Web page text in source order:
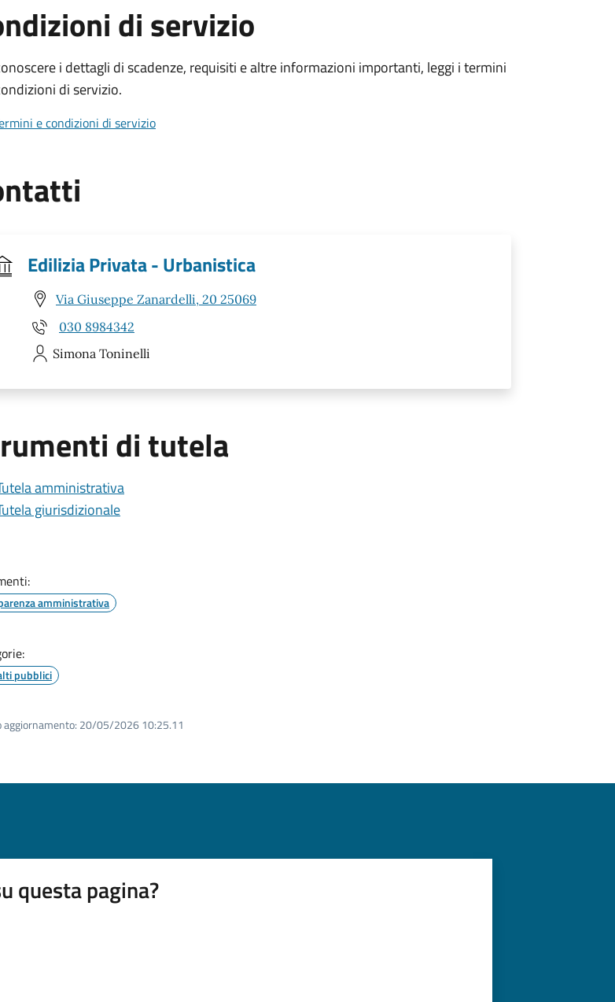
di servizio
i dettagli di scadenze, requisiti e altre informazioni importanti, leggi i termini
di servizio.
e condizioni di servizio
Edilizia Privata - Urbanistica
Via Giuseppe Zanardelli, 20 25069
030 8984342
Simona Toninelli
di tutela
amministrativa
giurisdizionale
amministrativa
pubblici
aggiornamento: 20/05/2026 10:25.11
questa pagina?